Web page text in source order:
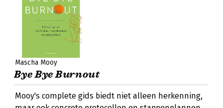
Mascha Mooy
Bye Bye Burnout
Mooy's complete gids biedt niet alleen herkenning,